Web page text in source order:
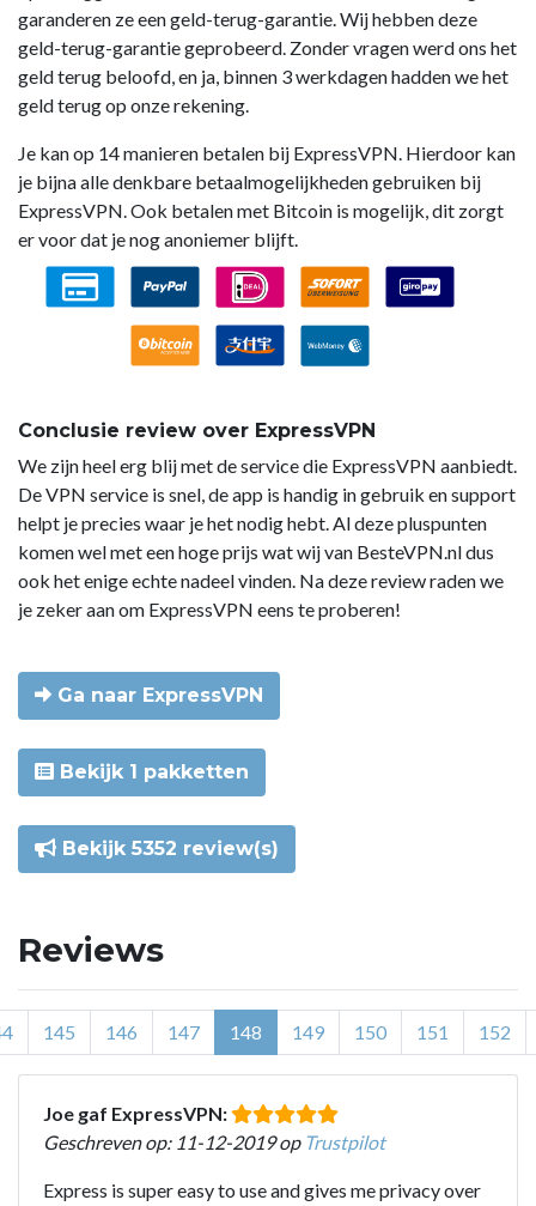
garanderen ze een geld-terug-garantie. Wij hebben deze
geld-terug-garantie geprobeerd. Zonder vragen werd ons het
geld terug beloofd, en ja, binnen 3 werkdagen hadden we het
geld terug op onze rekening.
Je kan op 14 manieren betalen bij ExpressVPN. Hierdoor kan
je bijna alle denkbare betaalmogelijkheden gebruiken bij
ExpressVPN. Ook betalen met Bitcoin is mogelijk, dit zorgt
er voor dat je nog anoniemer blijft.
Conclusie review over ExpressVPN
We zijn heel erg blij met de service die ExpressVPN aanbiedt.
De VPN service is snel, de app is handig in gebruik en support
helpt je precies waar je het nodig hebt. Al deze pluspunten
komen wel met een hoge prijs wat wij van BesteVPN.nl dus
ook het enige echte nadeel vinden. Na deze review raden we
je zeker aan om ExpressVPN eens te proberen!
Ga naar ExpressVPN
Bekijk 1 pakketten
Bekijk 5352 review(s)
Reviews
145 146 147 148 149 150 151 152
Joe gaf ExpressVPN:
Geschreven op: 11-12-2019 op Trustpilot
Express is super easy to use and gives me privacy over